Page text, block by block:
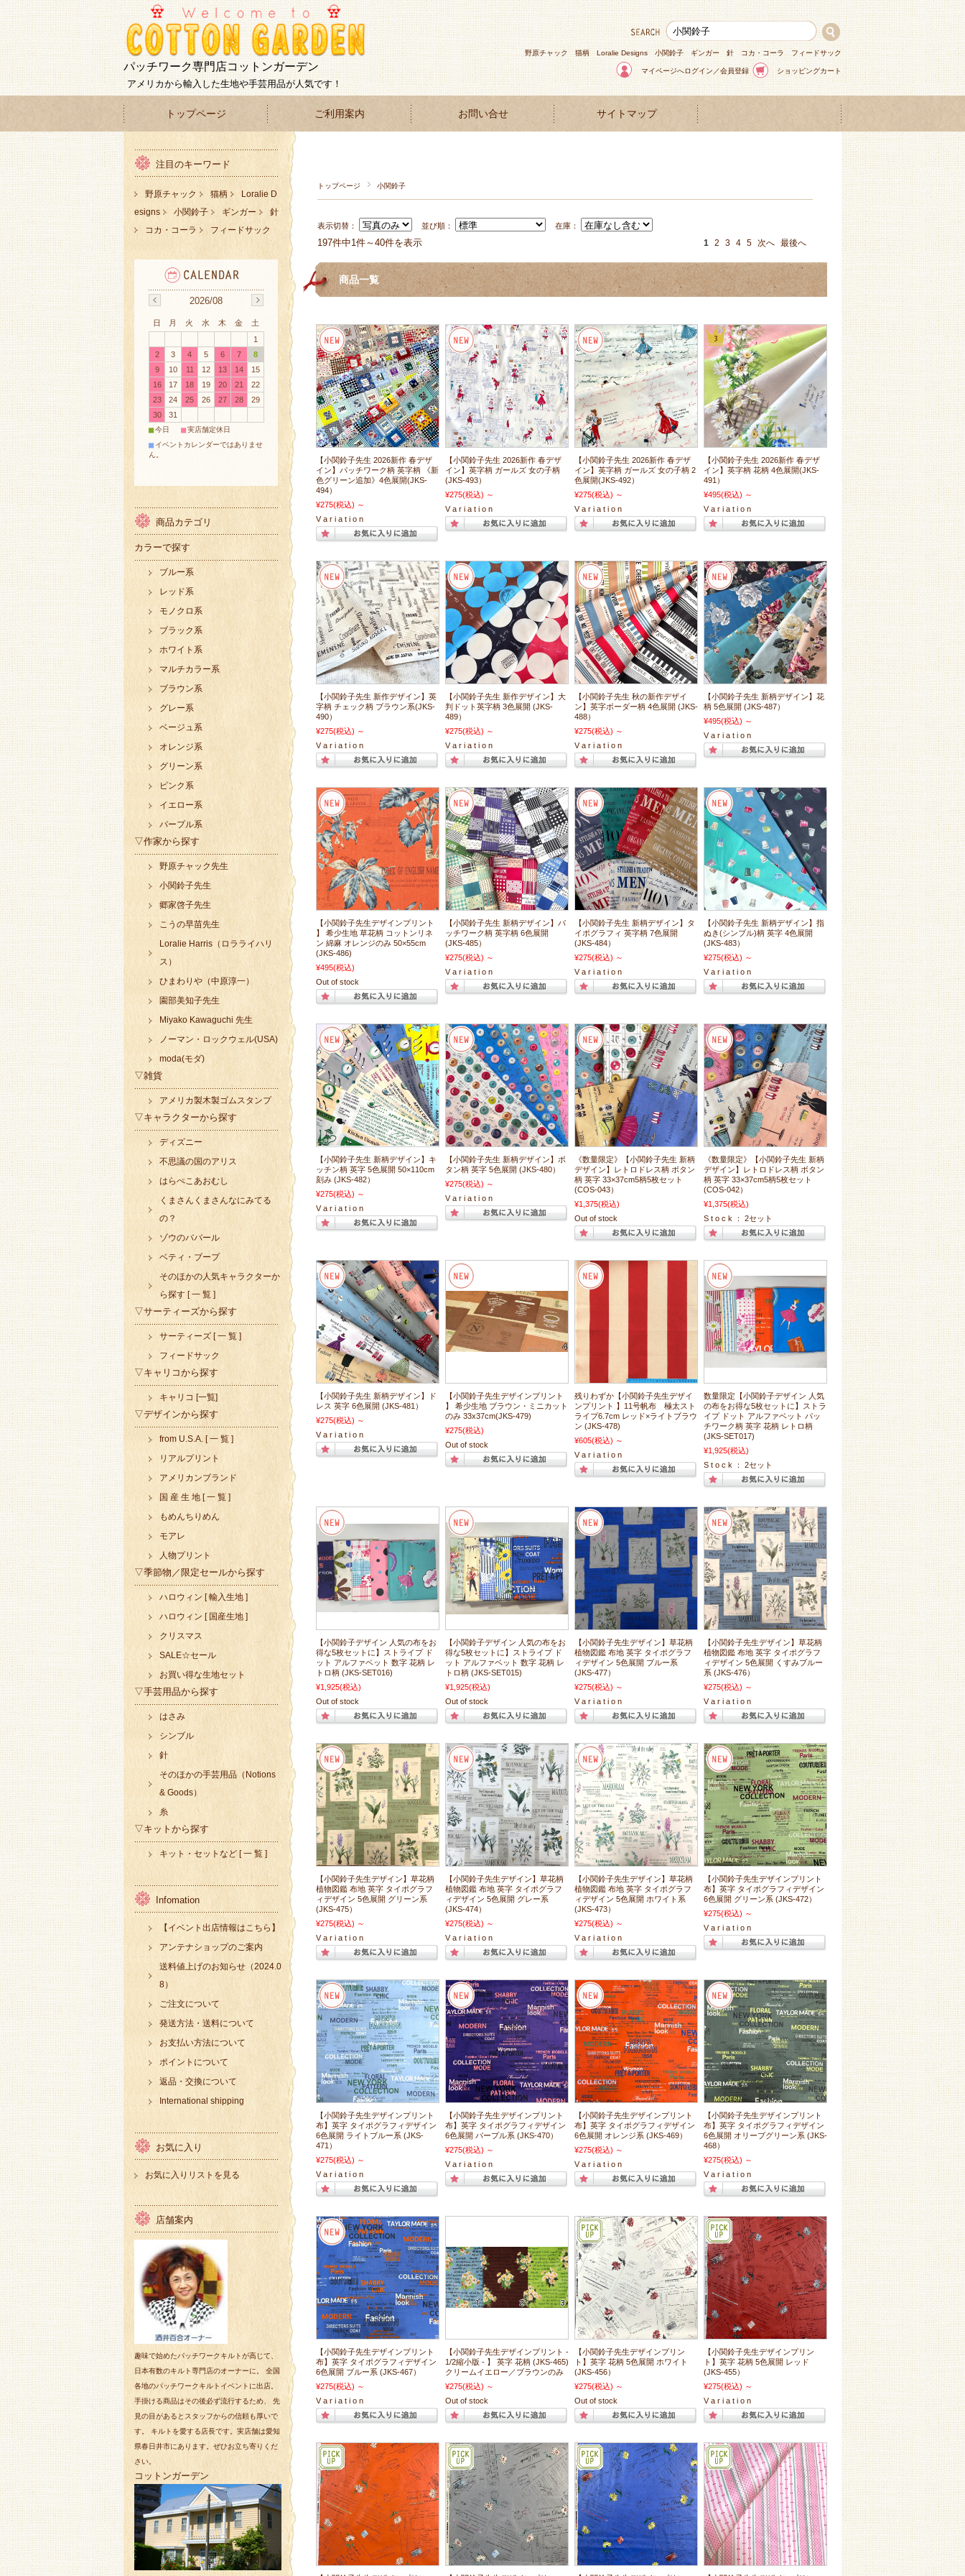
パッチワーク専門店コットンガーデン
アメリカから輸入した生地や手芸用品が人気です！
野原チャック 猫柄 Loralie Designs 小関鈴子 ギンガー 針 コカ・コーラ フィードサック
マイページへログイン／会員登録 ショッピングカート
トップページ ご利用案内 お問い合せ サイトマップ
トップページ 小関鈴子
表示切替： 並び順： 在庫：
197件中1件～40件を表示 1 2 3 4 5 次へ 最後へ
商品一覧
【小関鈴子先生 2026新作 春デザ
イン】パッチワーク柄 英字柄 《新
色グリーン追加》4色展開(JKS-
494）
¥275(税込) ～
V a r i a t i o n
【小関鈴子先生 2026新作 春デザ
イン】英字柄 ガールズ 女の子柄
(JKS-493）
¥275(税込) ～
V a r i a t i o n
【小関鈴子先生 2026新作 春デザ
イン】英字柄 ガールズ 女の子柄 2
色展開(JKS-492）
¥275(税込) ～
V a r i a t i o n
【小関鈴子先生 2026新作 春デザ
イン】英字柄 花柄 4色展開(JKS-
491）
¥495(税込) ～
V a r i a t i o n
【小関鈴子先生 新作デザイン】英
字柄 チェック柄 ブラウン系(JKS-
490）
¥275(税込) ～
V a r i a t i o n
【小関鈴子先生 新作デザイン】大
判ドット英字柄 3色展開 (JKS-
489）
¥275(税込) ～
V a r i a t i o n
【小関鈴子先生 秋の新作デザイ
ン】英字ボーダー柄 4色展開 (JKS-
488）
¥275(税込) ～
V a r i a t i o n
【小関鈴子先生 新柄デザイン】花
柄 5色展開 (JKS-487）
¥495(税込) ～
V a r i a t i o n
【小関鈴子先生デザインプリント
】 希少生地 草花柄 コットンリネ
ン 綿麻 オレンジのみ 50×55cm
(JKS-486)
¥495(税込)
Out of stock
【小関鈴子先生 新柄デザイン】パ
ッチワーク柄 英字柄 6色展開
(JKS-485）
¥275(税込) ～
V a r i a t i o n
【小関鈴子先生 新柄デザイン】タ
イポグラフィ 英字柄 7色展開
(JKS-484）
¥275(税込) ～
V a r i a t i o n
【小関鈴子先生 新柄デザイン】指
ぬき(シンブル)柄 英字 4色展開
(JKS-483）
¥275(税込) ～
V a r i a t i o n
【小関鈴子先生 新柄デザイン】キ
ッチン柄 英字 5色展開 50×110cm
刻み (JKS-482）
¥275(税込) ～
V a r i a t i o n
【小関鈴子先生 新柄デザイン】ボ
タン柄 英字 5色展開 (JKS-480）
¥275(税込) ～
V a r i a t i o n
《数量限定》【小関鈴子先生 新柄
デザイン】レトロドレス柄 ボタン
柄 英字 33×37cm5柄5枚セット
(COS-043）
¥1,375(税込)
Out of stock
《数量限定》【小関鈴子先生 新柄
デザイン】レトロドレス柄 ボタン
柄 英字 33×37cm5柄5枚セット
(COS-042）
¥1,375(税込)
S t o c k ： 2セット
【小関鈴子先生 新柄デザイン】ド
レス 英字 6色展開 (JKS-481）
¥275(税込) ～
V a r i a t i o n
【小関鈴子先生デザインプリント
】 希少生地 ブラウン・ミニカット
のみ 33x37cm(JKS-479)
¥275(税込)
Out of stock
残りわずか【小関鈴子先生デザイ
ンプリント 】11号帆布 極太スト
ライプ6.7cm レッド×ライトブラウ
ン (JKS-478)
¥605(税込) ～
V a r i a t i o n
数量限定【小関鈴子デザイン 人気
の布をお得な5枚セットに】ストラ
イプ ドット アルファベット パッ
チワーク柄 英字 花柄 レトロ柄
(JKS-SET017)
¥1,925(税込)
S t o c k ： 2セット
【小関鈴子デザイン 人気の布をお
得な5枚セットに】ストライプ ド
ット アルファベット 数字 花柄 レ
トロ柄 (JKS-SET016)
¥1,925(税込)
Out of stock
【小関鈴子デザイン 人気の布をお
得な5枚セットに】ストライプ ド
ット アルファベット 数字 花柄 レ
トロ柄 (JKS-SET015)
¥1,925(税込)
Out of stock
【小関鈴子先生デザイン】草花柄
植物図鑑 布地 英字 タイポグラフ
ィデザイン 5色展開 ブルー系
(JKS-477）
¥275(税込) ～
V a r i a t i o n
【小関鈴子先生デザイン】草花柄
植物図鑑 布地 英字 タイポグラフ
ィデザイン 5色展開 くすみブルー
系 (JKS-476）
¥275(税込) ～
V a r i a t i o n
【小関鈴子先生デザイン】草花柄
植物図鑑 布地 英字 タイポグラフ
ィデザイン 5色展開 グリーン系
(JKS-475）
¥275(税込) ～
V a r i a t i o n
【小関鈴子先生デザイン】草花柄
植物図鑑 布地 英字 タイポグラフ
ィデザイン 5色展開 グレー系
(JKS-474）
¥275(税込) ～
V a r i a t i o n
【小関鈴子先生デザイン】草花柄
植物図鑑 布地 英字 タイポグラフ
ィデザイン 5色展開 ホワイト系
(JKS-473）
¥275(税込) ～
V a r i a t i o n
【小関鈴子先生デザインプリント
布】英字 タイポグラフィデザイン
6色展開 グリーン系 (JKS-472）
¥275(税込) ～
V a r i a t i o n
【小関鈴子先生デザインプリント
布】英字 タイポグラフィデザイン
6色展開 ライトブルー系 (JKS-
471）
¥275(税込) ～
V a r i a t i o n
【小関鈴子先生デザインプリント
布】英字 タイポグラフィデザイン
6色展開 パープル系 (JKS-470）
¥275(税込) ～
V a r i a t i o n
【小関鈴子先生デザインプリント
布】英字 タイポグラフィデザイン
6色展開 オレンジ系 (JKS-469）
¥275(税込) ～
V a r i a t i o n
【小関鈴子先生デザインプリント
布】英字 タイポグラフィデザイン
6色展開 オリーブグリーン系 (JKS-
468）
¥275(税込) ～
V a r i a t i o n
【小関鈴子先生デザインプリント
布】英字 タイポグラフィデザイン
6色展開 ブルー系 (JKS-467）
¥275(税込) ～
V a r i a t i o n
【小関鈴子先生デザインプリント -
1/2縮小版 - 】 英字 花柄 (JKS-465)
クリームイエロー／ブラウンのみ
¥275(税込) ～
Out of stock
【小関鈴子先生デザインプリン
ト】英字 花柄 5色展開 ホワイト
(JKS-456）
¥275(税込) ～
Out of stock
【小関鈴子先生デザインプリン
ト】英字 花柄 5色展開 レッド
(JKS-455）
¥275(税込) ～
V a r i a t i o n
注目のキーワード
野原チャック 猫柄
Loralie D
esigns
小関鈴子 ギンガー
針
コカ・コーラ
フィードサック
2026/08
日 月 火 水 木 金
土
1
2
3 4 5 6 7
8
9
10 11 12 13 14
15
16
17 18 19 20 21
22
23
24 25 26 27 28
29
30
31
■今日 ■実店舗定休日
■ イベントカレンダーではありませ
ん。
商品カテゴリ
カラーで探す
ブルー系
レッド系
モノクロ系
ブラック系
ホワイト系
マルチカラー系
ブラウン系
グレー系
ベージュ系
オレンジ系
グリーン系
ピンク系
イエロー系
パープル系
▽作家から探す
野原チャック先生
小関鈴子先生
郷家啓子先生
こうの早苗先生
Loralie Harris（ロラライハリ
ス）
ひまわりや（中原淳一）
園部美知子先生
Miyako Kawaguchi 先生
ノーマン・ロックウェル(USA)
moda(モダ)
▽雑貨
アメリカ製木製ゴムスタンプ
▽キャラクターから探す
ディズニー
不思議の国のアリス
はらぺこあおむし
くまさんくまさんなにみてる
の？
ゾウのババール
ベティ・ブープ
そのほかの人気キャラクターか
ら探す [ 一 覧 ]
▽サーティーズから探す
サーティーズ [ 一 覧 ]
フィードサック
▽キャリコから探す
キャリコ [一覧]
▽デザインから探す
from U.S.A. [ 一 覧 ]
リアルプリント
アメリカンブランド
国 産 生 地 [ 一 覧 ]
もめんちりめん
モアレ
人物プリント
▽季節物／限定セールから探す
ハロウィン [ 輸入生地 ]
ハロウィン [ 国産生地 ]
クリスマス
SALE☆セール
お買い得な生地セット
▽手芸用品から探す
はさみ
シンブル
針
そのほかの手芸用品（Notions
& Goods）
糸
▽キットから探す
キット・セットなど [ 一 覧 ]
Infomation
【イベント出店情報はこちら】
アンテナショップのご案内
送料値上げのお知らせ（2024.0
8）
ご注文について
発送方法・送料について
お支払い方法について
ポイントについて
返品・交換について
International shipping
お気に入り
お気に入りリストを見る
店舗案内
趣味で始めたパッチワークキルトが高じて、
日本有数のキルト専門店のオーナーに。 全国
各地のパッチワークキルトイベントに出店。
手掛ける商品はその後必ず流行するため、 先
見の目があるとスタッフからの信頼も厚いで
す。 キルトを愛する店長です。実店舗は愛知
県春日井市にあります。ぜひお立ち寄りくだ
さい。
コットンガーデン